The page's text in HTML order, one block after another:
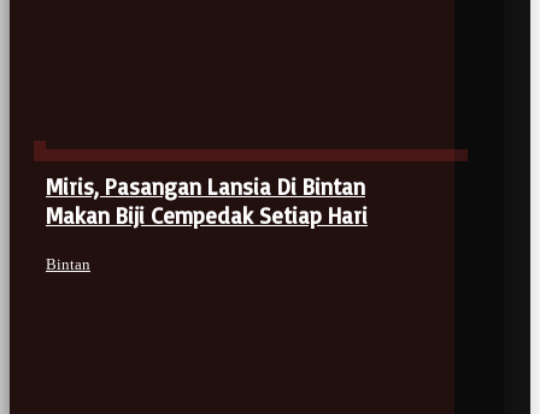
Miris, Pasangan Lansia Di Bintan
Makan Biji Cempedak Setiap Hari
Bintan